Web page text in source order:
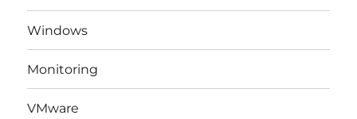
Windows
Monitoring
VMware